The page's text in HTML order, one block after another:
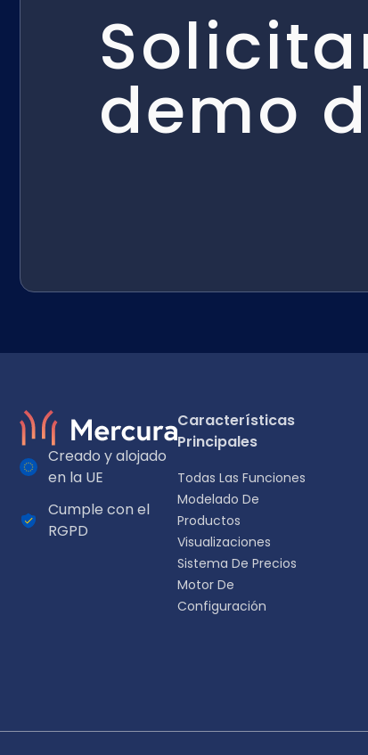
Selecciona tu idioma
Elige tu idioma preferido para una experiencia más
demo
Creado y alojado
en la UE
Cumple con el
RGPD
Características
Principales
Todas Las Funciones
Modelado De
Productos
Visualizaciones
Sistema De Precios
Motor De
Configuración